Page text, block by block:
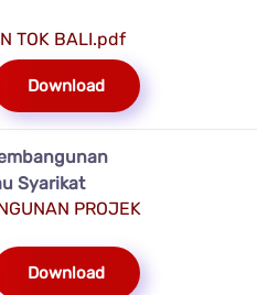
TOK BALI.pdf
Download
Syarikat
PROJEK
Download